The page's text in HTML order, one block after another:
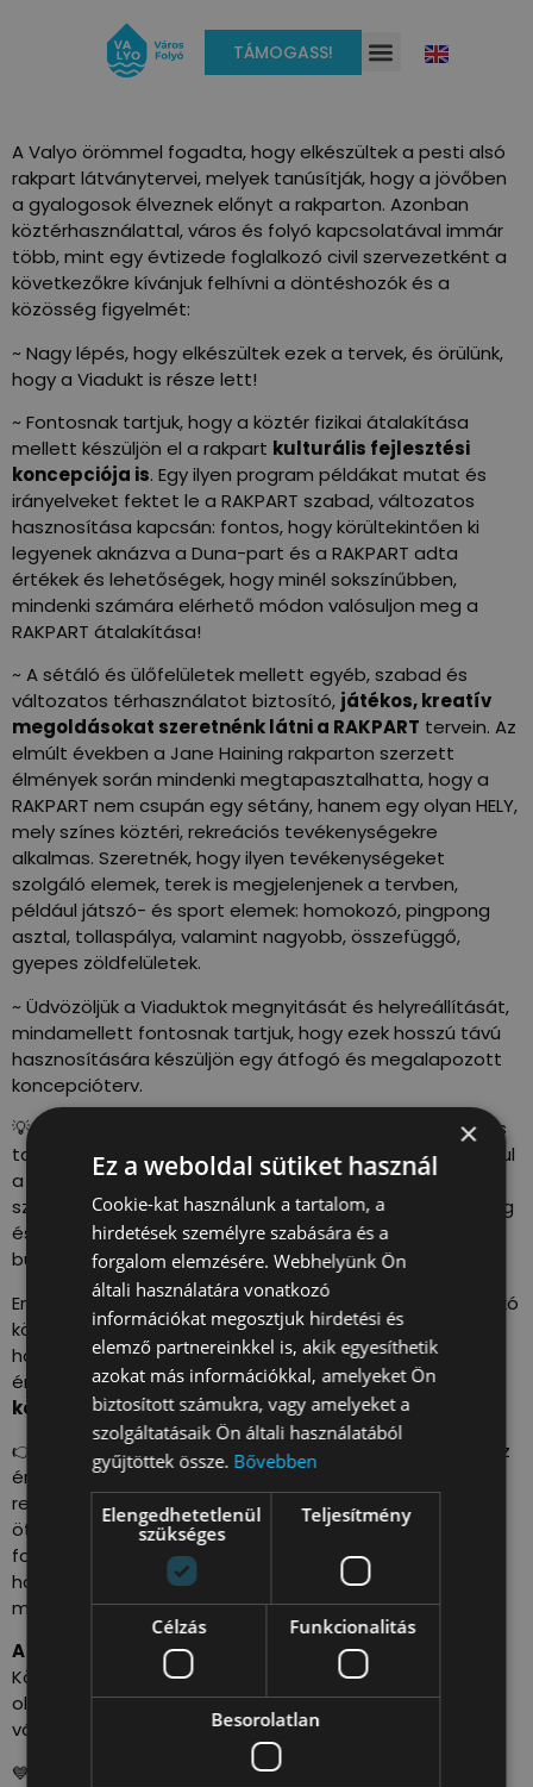
TÁMOGASS!
A Valyo örömmel fogadta, hogy elkészültek a pesti alsó
rakpart látványtervei, melyek tanúsítják, hogy a jövőben
a gyalogosok élveznek előnyt a rakparton. Azonban
köztérhasználattal, város és folyó kapcsolatával immár
több, mint egy évtizede foglalkozó civil szervezetként a
következőkre kívánjuk felhívni a döntéshozók és a
közösség figyelmét:
~ Nagy lépés, hogy elkészültek ezek a tervek, és örülünk,
hogy a Viadukt is része lett!
~ Fontosnak tartjuk, hogy a köztér fizikai átalakítása
mellett készüljön el a rakpart kulturális fejlesztési
koncepciója is. Egy ilyen program példákat mutat és
irányelveket fektet le a RAKPART szabad, változatos
hasznosítása kapcsán: fontos, hogy körültekintően ki
legyenek aknázva a Duna-part és a RAKPART adta
értékek és lehetőségek, hogy minél sokszínűbben,
mindenki számára elérhető módon valósuljon meg a
RAKPART átalakítása!
~ A sétáló és ülőfelületek mellett egyéb, szabad és
változatos térhasználatot biztosító, játékos, kreatív
megoldásokat szeretnénk látni a RAKPART tervein. Az
elmúlt években a Jane Haining rakparton szerzett
élmények során mindenki megtapasztalhatta, hogy a
RAKPART nem csupán egy sétány, hanem egy olyan HELY,
mely színes köztéri, rekreációs tevékenységekre
alkalmas. Szeretnék, hogy ilyen tevékenységeket
szolgáló elemek, terek is megjelenjenek a tervben,
például játszó- és sport elemek: homokozó, pingpong
asztal, tollaspálya, valamint nagyobb, összefüggő,
gyepes zöldfelületek.
~ Üdvözöljük a Viaduktok megnyitását és helyreállítását,
mindamellett fontosnak tartjuk, hogy ezek hosszú távú
hasznosítására készüljön egy átfogó és megalapozott
koncepcióterv.
💡 Az egyeztetések során hangot adtunk a RAKPART-os
tapasztalatainknak és kritkát fogalmaztunk meg például
a burkolatokkal kapcsolatban. A II. Antall József rakpart
szakaszához hasonlóan szeretnénk, hogy a Jane Haining
és a Belgrád rakparton is jelenjen meg a vízáteresztő
burkolat a kockakő burkolat mellett.
Emellett érdemes lenne integrálni a tervekbe a városlakó
közösség és a Fővárosba látogatókRAKPART
használatának több szezonnyi visszajelzését, hiszen
értékes információ és támpont lehetne egymég
közösségibb, zöldebb, és élhetőbb RAKPART felé!
👉 Mit szeretnénk? A döntéshozók emeljék be ezeket az
értékes tapasztalatokat a tervbe. Szívesen állunk
rendelkezésükre, legyen szó olyan városüzemeltetési
ötletekről, mellyel mérsékelhető a gentrifikáció, vagy
fogyasztásmentes területek kialakításáról, viadukt-
hasznosításról, Dunafürdőről! Várjuk a döntéshozók
megkeresését!
A RAKPART-ban ennél sokkal több lehetőség van!
Közvetlenebb, kreatívabb megoldásokkal lehet(ne)
olyan
HELLYÉalakítani, mely valóban felkerülhet a
városlakó közösség mentális térképre!
💙 Szakmai kritika, Duna-szeretettel!
×
Ez a weboldal sütiket használ
Cookie-kat használunk a tartalom, a
hirdetések személyre szabására és a
forgalom elemzésére. Webhelyünk Ön
általi használatára vonatkozó
információkat megosztjuk hirdetési és
elemző partnereinkkel is, akik egyesíthetik
azokat más információkkal, amelyeket Ön
biztosított számukra, vagy amelyeket a
szolgáltatásaik Ön általi használatából
gyűjtöttek össze. Bővebben
Elengedhetetlenül
szükséges
Teljesítmény
Célzás Funkcionalitás
Besorolatlan